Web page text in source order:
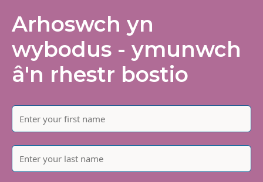
Arhoswch yn
wybodus - ymunwch
â'n rhestr bostio